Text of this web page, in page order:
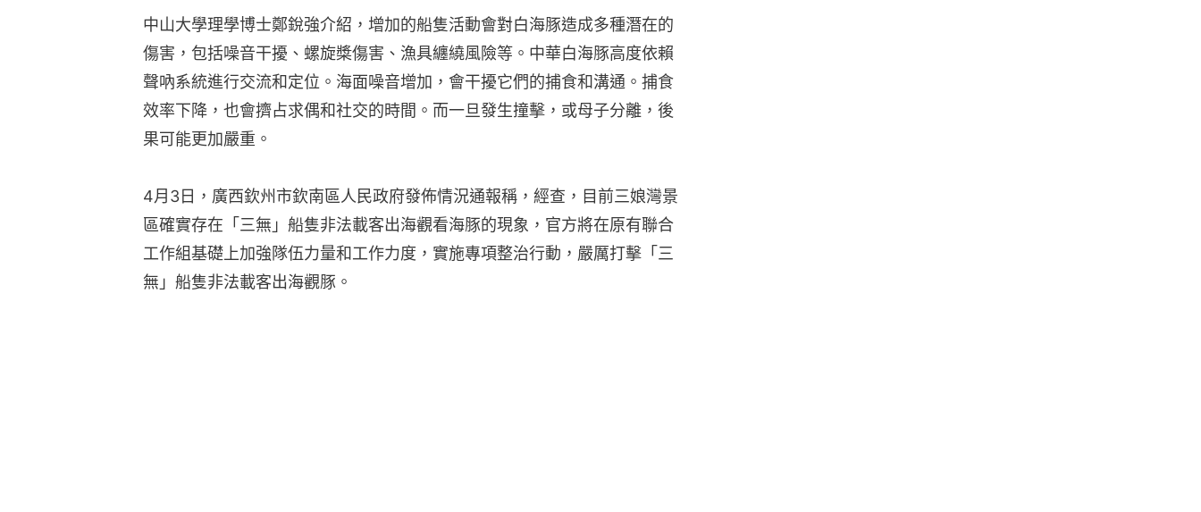
中山大學理學博士鄭銳強介紹，增加的船隻活動會對白海豚造成多種潛在的
傷害，包括噪音干擾、螺旋槳傷害、漁具纏繞風險等。中華白海豚高度依賴
聲吶系統進行交流和定位。海面噪音增加，會干擾它們的捕食和溝通。捕食
效率下降，也會擠占求偶和社交的時間。而一旦發生撞擊，或母子分離，後
果可能更加嚴重。
4月3日，廣西欽州市欽南區人民政府發佈情況通報稱，經查，目前三娘灣景
區確實存在「三無」船隻非法載客出海觀看海豚的現象，官方將在原有聯合
工作組基礎上加強隊伍力量和工作力度，實施專項整治行動，嚴厲打擊「三
無」船隻非法載客出海觀豚。